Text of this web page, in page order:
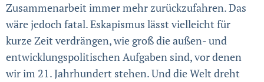
Zusammenarbeit immer mehr zurückzufahren. Das
wäre jedoch fatal. Eskapismus lässt vielleicht für
kurze Zeit verdrängen, wie groß die außen- und
entwicklungspolitischen Aufgaben sind, vor denen
wir im 21. Jahrhundert stehen. Und die Welt dreht